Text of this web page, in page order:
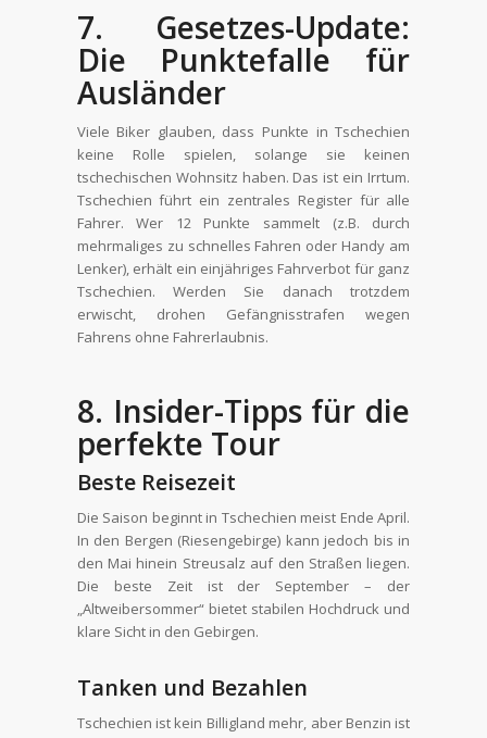
7. Gesetzes-Update:
Die Punktefalle für
Ausländer
Viele Biker glauben, dass Punkte in Tschechien
keine Rolle spielen, solange sie keinen
tschechischen Wohnsitz haben. Das ist ein Irrtum.
Tschechien führt ein zentrales Register für alle
Fahrer. Wer 12 Punkte sammelt (z.B. durch
mehrmaliges zu schnelles Fahren oder Handy am
Lenker), erhält ein einjähriges Fahrverbot für ganz
Tschechien. Werden Sie danach trotzdem
erwischt, drohen Gefängnisstrafen wegen
Fahrens ohne Fahrerlaubnis.
8. Insider-Tipps für die
perfekte Tour
Beste Reisezeit
Die Saison beginnt in Tschechien meist Ende April.
In den Bergen (Riesengebirge) kann jedoch bis in
den Mai hinein Streusalz auf den Straßen liegen.
Die beste Zeit ist der September – der
„Altweibersommer“ bietet stabilen Hochdruck und
klare Sicht in den Gebirgen.
Tanken und Bezahlen
Tschechien ist kein Billigland mehr, aber Benzin ist